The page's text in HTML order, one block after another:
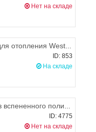
Нет на складе
Мембранный бак для отопления Wester WRV 50 л
ID: 853
На складе
20BB / Картридж из вспененного полипропилена механический ПП-10 М-20 BB, Джилекс
ID: 4775
Нет на складе